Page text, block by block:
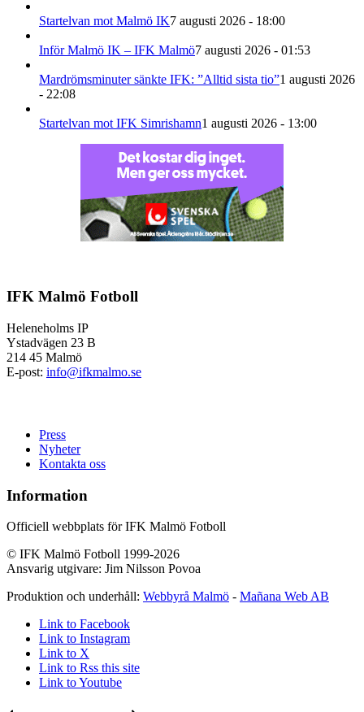
Startelvan mot Malmö IK7 augusti 2026 - 18:00
Inför Malmö IK – IFK Malmö7 augusti 2026 - 01:53
Mardrömsminuter sänkte IFK: ”Alltid sista tio”1 augusti 2026
- 22:08
Startelvan mot IFK Simrishamn1 augusti 2026 - 13:00
IFK Malmö Fotboll
Heleneholms IP
Ystadvägen 23 B
214 45 Malmö
E-post: info@ifkmalmo.se
Press
Nyheter
Kontakta oss
Information
Officiell webbplats för IFK Malmö Fotboll
© IFK Malmö Fotboll 1999-2026
Ansvarig utgivare: Jim Nilsson Povoa
Produktion och underhåll: Webbyrå Malmö - Mañana Web AB
Link to Facebook
Link to Instagram
Link to X
Link to Rss this site
Link to Youtube